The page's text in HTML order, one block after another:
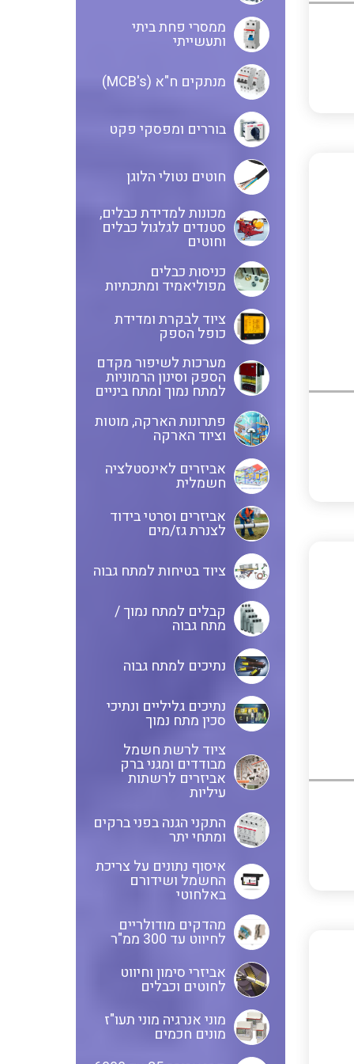
אביזרים לאינסטלציה חשמלית
ציוד בטיחות למתח גבוה
נתיכים למתח גבוה
ציוד לרשת חשמל מבודדים ומגני
ברק אביזרים לרשתות עיליות
איסוף נתונים על צריכת החשמל
ושידורם באלחוטי
אביזרי סימון וחיווט לחוטים
וכבלים
פסי צבירה 25 עד 6000 אמפר
כלי עבודה
קופסאות ולוחות תחת הטיח
המיועדות ללוחות גבס
אביזרי קצה – אינסטלציה
חשמלית SYSTEM CHORUS
לוחות שירות בשילוב מא"זים,
אינטרלוקים ושקעים
לוחות מודולריים להתקנה מעל
ומתחת לטיח
משנה זרם
כבלי אלומניום
כבלים אלומניום למתח גבוה
בקרי בטיחות
ממסרי בטיחות
בקרי טמפרטורה
תצוגת וצגים לאותות אנלוגיים
ממסרים גובה נוזל להתקנה על פס
דין
ספקי כח לפס דין חד פאזי / תלת
פאזי בזיווד מתכתי / פלסטי
מ"מ
תיבות לחצנים תעשייתיים
מערכות ממשקים לתקשורת I/O
ציוד שטח
ANYBUS – חיבורים של רשתות
תקשורת אחת לשנייה מכל סוג
ולכל סוג
מדידות פיזיקאליות ספיקה
ובקרת תהליך
בוחני להבה ומערכות לבקרת
בערה BMS
ממסרי פחת ביתי
ותעשייתי
מנתקים ח"א (MCB's)
בוררים ומפסקי פקט
חוטים נטולי הלוגן
מכונות למדידת כבלים,
סטנדים לגלגול כבלים
וחוטים
כניסות כבלים
מפוליאמיד ומתכתיות
ציוד לבקרת ומדידת
כופל הספק
מערכות לשיפור מקדם
הספק וסינון הרמוניות
למתח נמוך ומתח ביניים
פתרונות הארקה, מוטות
וציוד הארקה
אביזרים לאינסטלציה
חשמלית
אביזרים וסרטי בידוד
לצנרת גז/מים
ציוד בטיחות למתח גבוה
קבלים למתח נמוך /
מתח גבוה
נתיכים למתח גבוה
נתיכים גליליים ונתיכי
סכין מתח נמוך
ציוד לרשת חשמל
מבודדים ומגני ברק
אביזרים לרשתות
עיליות
התקני הגנה בפני ברקים
ומתחי יתר
איסוף נתונים על צריכת
החשמל ושידורם
באלחוטי
מהדקים מודולריים
לחיווט עד 300 ממ"ר
אביזרי סימון וחיווט
לחוטים וכבלים
מוני אנרגיה מוני תעו"ז
מונים חכמים